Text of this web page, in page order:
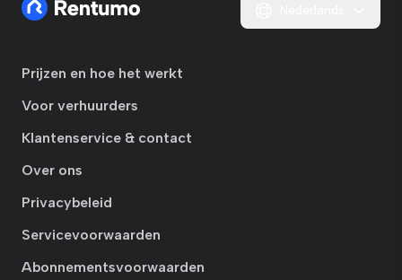
Prijzen en hoe het werkt
Voor verhuurders
Klantenservice & contact
Over ons
Privacybeleid
Servicevoorwaarden
Abonnementsvoorwaarden